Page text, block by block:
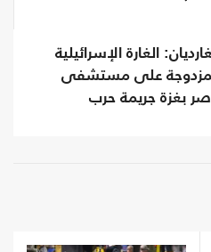
الغارة الإسرائيلية
على مستشفى
بغزة جريمة حرب